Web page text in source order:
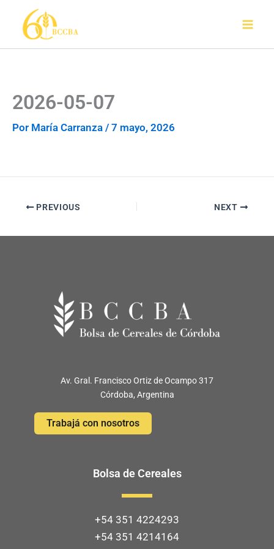
contenido
2026-05-07
Por María Carranza / 7 mayo, 2026
PREVIOUS NEXT
Av. Gral. Francisco Ortiz de Ocampo 317
Córdoba, Argentina
Trabajá con nosotros
Bolsa de Cereales
+54 351 4224293
+54 351 4214164